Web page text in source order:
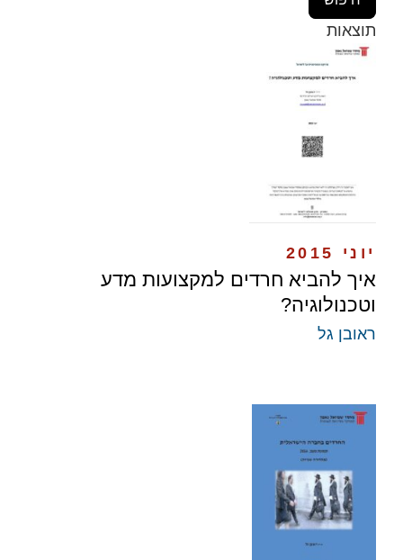
תוצאות
יוני 2015
איך להביא חרדים למקצועות מדע
וטכנולוגיה?
ראובן גל